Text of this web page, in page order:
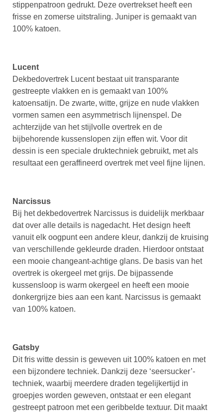
stippenpatroon gedrukt. Deze overtrekset heeft een
frisse en zomerse uitstraling. Juniper is gemaakt van
100% katoen.
Lucent
Dekbedovertrek Lucent bestaat uit transparante
gestreepte vlakken en is gemaakt van 100%
katoensatijn. De zwarte, witte, grijze en nude vlakken
vormen samen een asymmetrisch lijnenspel. De
achterzijde van het stijlvolle overtrek en de
bijbehorende kussenslopen zijn effen wit. Voor dit
dessin is een speciale druktechniek gebruikt, met als
resultaat een geraffineerd overtrek met veel fijne lijnen.
Narcissus
Bij het dekbedovertrek Narcissus is duidelijk merkbaar
dat over alle details is nagedacht. Het design heeft
vanuit elk oogpunt een andere kleur, dankzij de kruising
van verschillende gekleurde draden. Hierdoor ontstaat
een mooie changeant-achtige glans. De basis van het
overtrek is okergeel met grijs. De bijpassende
kussensloop is warm okergeel en heeft een mooie
donkergrijze bies aan een kant. Narcissus is gemaakt
van 100% katoen.
Gatsby
Dit fris witte dessin is geweven uit 100% katoen en met
een bijzondere techniek. Dankzij deze ‘seersucker’-
techniek, waarbij meerdere draden tegelijkertijd in
groepjes worden geweven, ontstaat er een elegant
gestreept patroon met een geribbelde textuur. Dit maakt